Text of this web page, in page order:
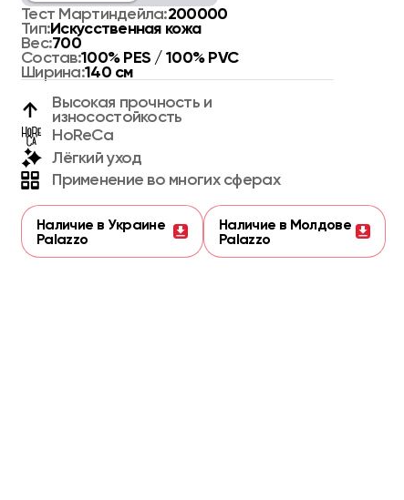
Тест Мартиндейла:200000
Тип:Искусственная кожа
Вес:700
Состав:100% PES / 100% PVC
Ширина:140 см
Высокая прочность и
износостойкость
HoReCa
Лёгкий уход
Применение во многих сферах
Наличие в Украине
Palazzo
Наличие в Молдове
Palazzo